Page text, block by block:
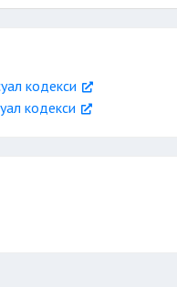
вақти ва жойи
кодекси
кодекси